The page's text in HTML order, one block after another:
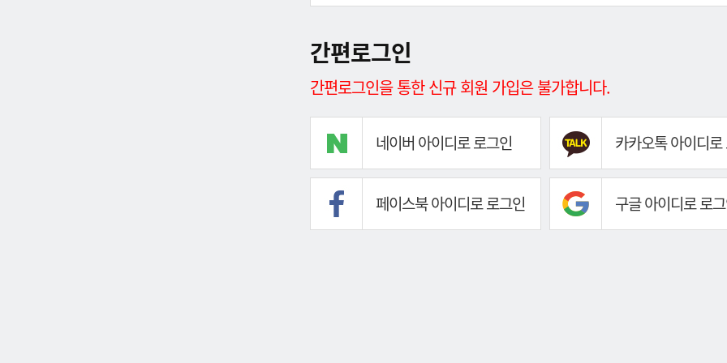
간편로그인
간편로그인을 통한 신규 회원 가입은 불가합니다.
네이버 아이디로 로그인 카카오톡 아이디로
페이스북 아이디로 로그인 구글 아이디로 로